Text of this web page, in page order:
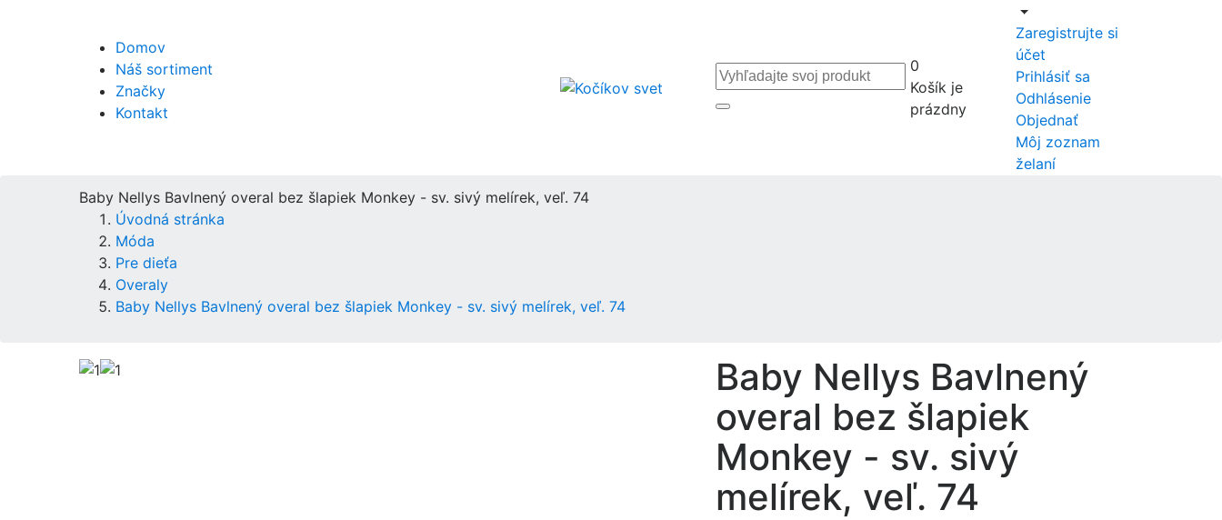
Domov
Náš sortiment
Značky
Kontakt
0
Košík je
prázdny
Zaregistrujte si
účet
Prihlásiť sa
Odhlásenie
Objednať
Môj zoznam
želaní
Baby Nellys Bavlnený overal bez šlapiek Monkey - sv. sivý melírek, veľ. 74
Úvodná stránka
Móda
Pre dieťa
Overaly
Baby Nellys Bavlnený overal bez šlapiek Monkey - sv. sivý melírek, veľ. 74
Baby Nellys Bavlnený
overal bez šlapiek
Monkey - sv. sivý
melírek, veľ. 74